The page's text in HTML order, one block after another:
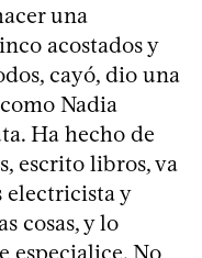
una
acostados y
cayó, dio una
Nadia
Ha hecho de
escrito libros, va
electricista y
cosas, y lo
especialice. No